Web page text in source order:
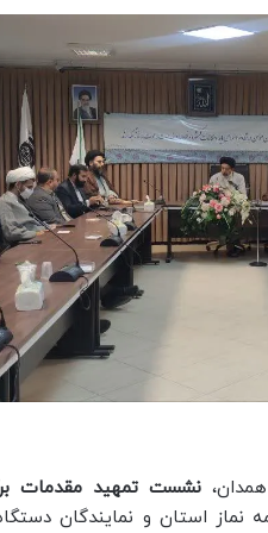
همدان،نشست تمهید مقدمات
نماز استان و نمایندگان